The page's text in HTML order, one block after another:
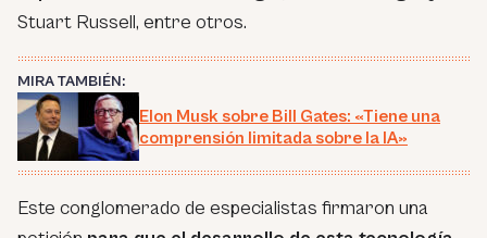
Stuart Russell, entre otros.
MIRA TAMBIÉN:
Elon Musk sobre Bill Gates: «Tiene una
comprensión limitada sobre la IA»
Este conglomerado de especialistas firmaron una